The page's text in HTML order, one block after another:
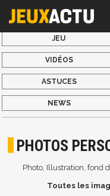
JEU
VIDÉOS
ASTUCES
NEWS
PHOTOS
Photo, Illustration, fond
Toutes les